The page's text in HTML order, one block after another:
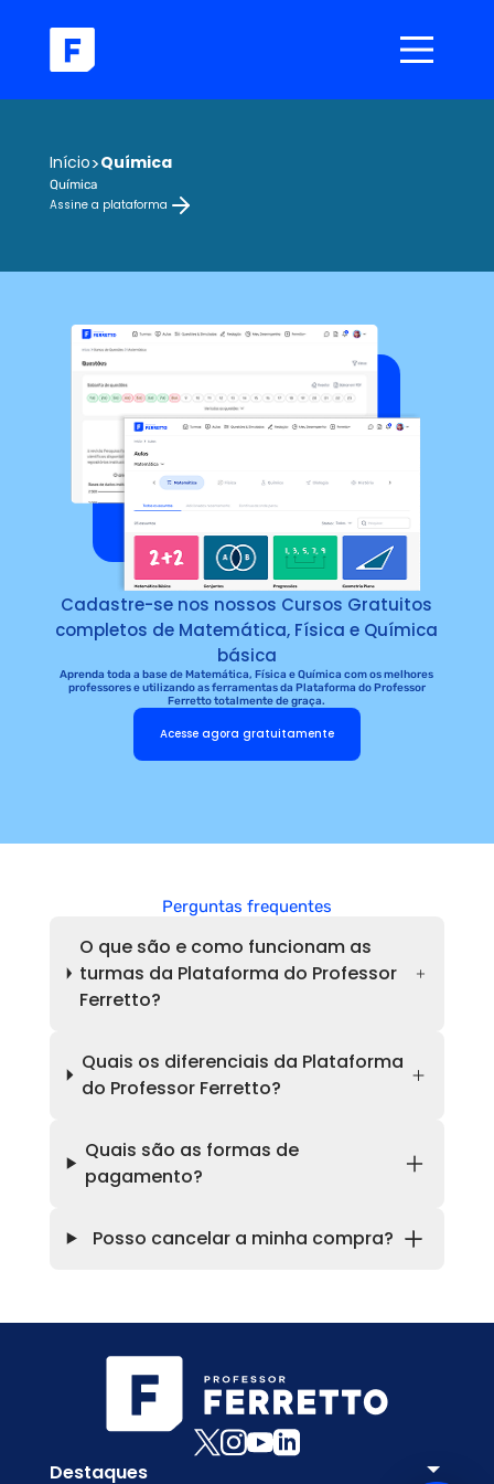
Início>Química
Química
Assine a plataforma
Cadastre-se nos nossos Cursos Gratuitos
completos de Matemática, Física e Química
básica
Aprenda toda a base de Matemática, Física e Química com os melhores
professores e utilizando as ferramentas da Plataforma do Professor
Ferretto totalmente de graça.
Acesse agora gratuitamente
Perguntas frequentes
O que são e como funcionam as
turmas da Plataforma do Professor
Ferretto?
Quais os diferenciais da Plataforma
do Professor Ferretto?
Quais são as formas de
pagamento?
Posso cancelar a minha compra?
Destaques